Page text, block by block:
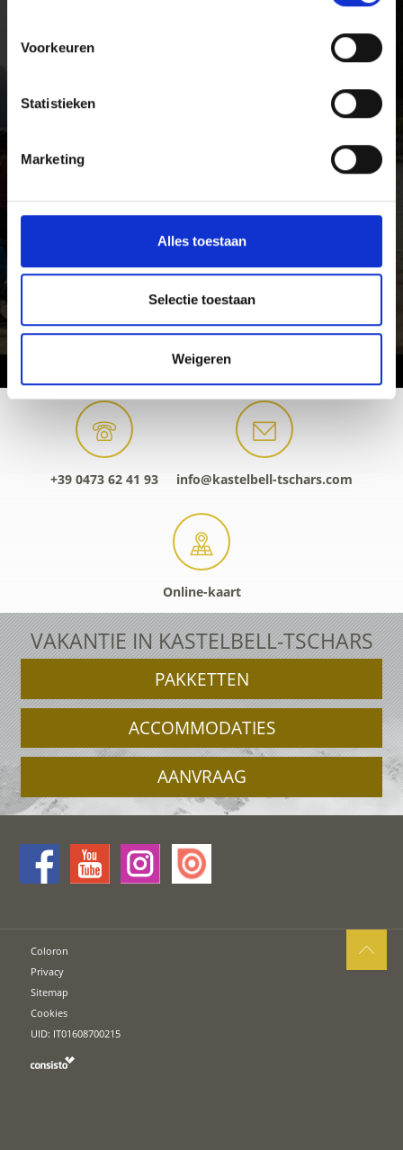
Voorkeuren
Statistieken
Marketing
Alles toestaan
Selectie toestaan
Weigeren
+39 0473 62 41 93 info@kastelbell-tschars.com
Online-kaart
VAKANTIE IN KASTELBELL-TSCHARS
PAKKETTEN
ACCOMMODATIES
AANVRAAG
Coloron
Privacy
Sitemap
Cookies
UID: IT01608700215